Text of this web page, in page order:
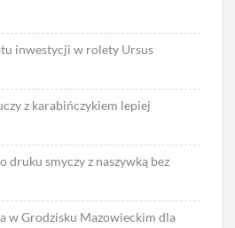
inwestycji w rolety Ursus
z karabińczykiem lepiej
druku smyczy z naszywką bez
w Grodzisku Mazowieckim dla